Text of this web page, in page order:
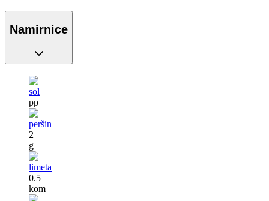
Namirnice
sol
pp
peršin
2
g
limeta
0.5
kom